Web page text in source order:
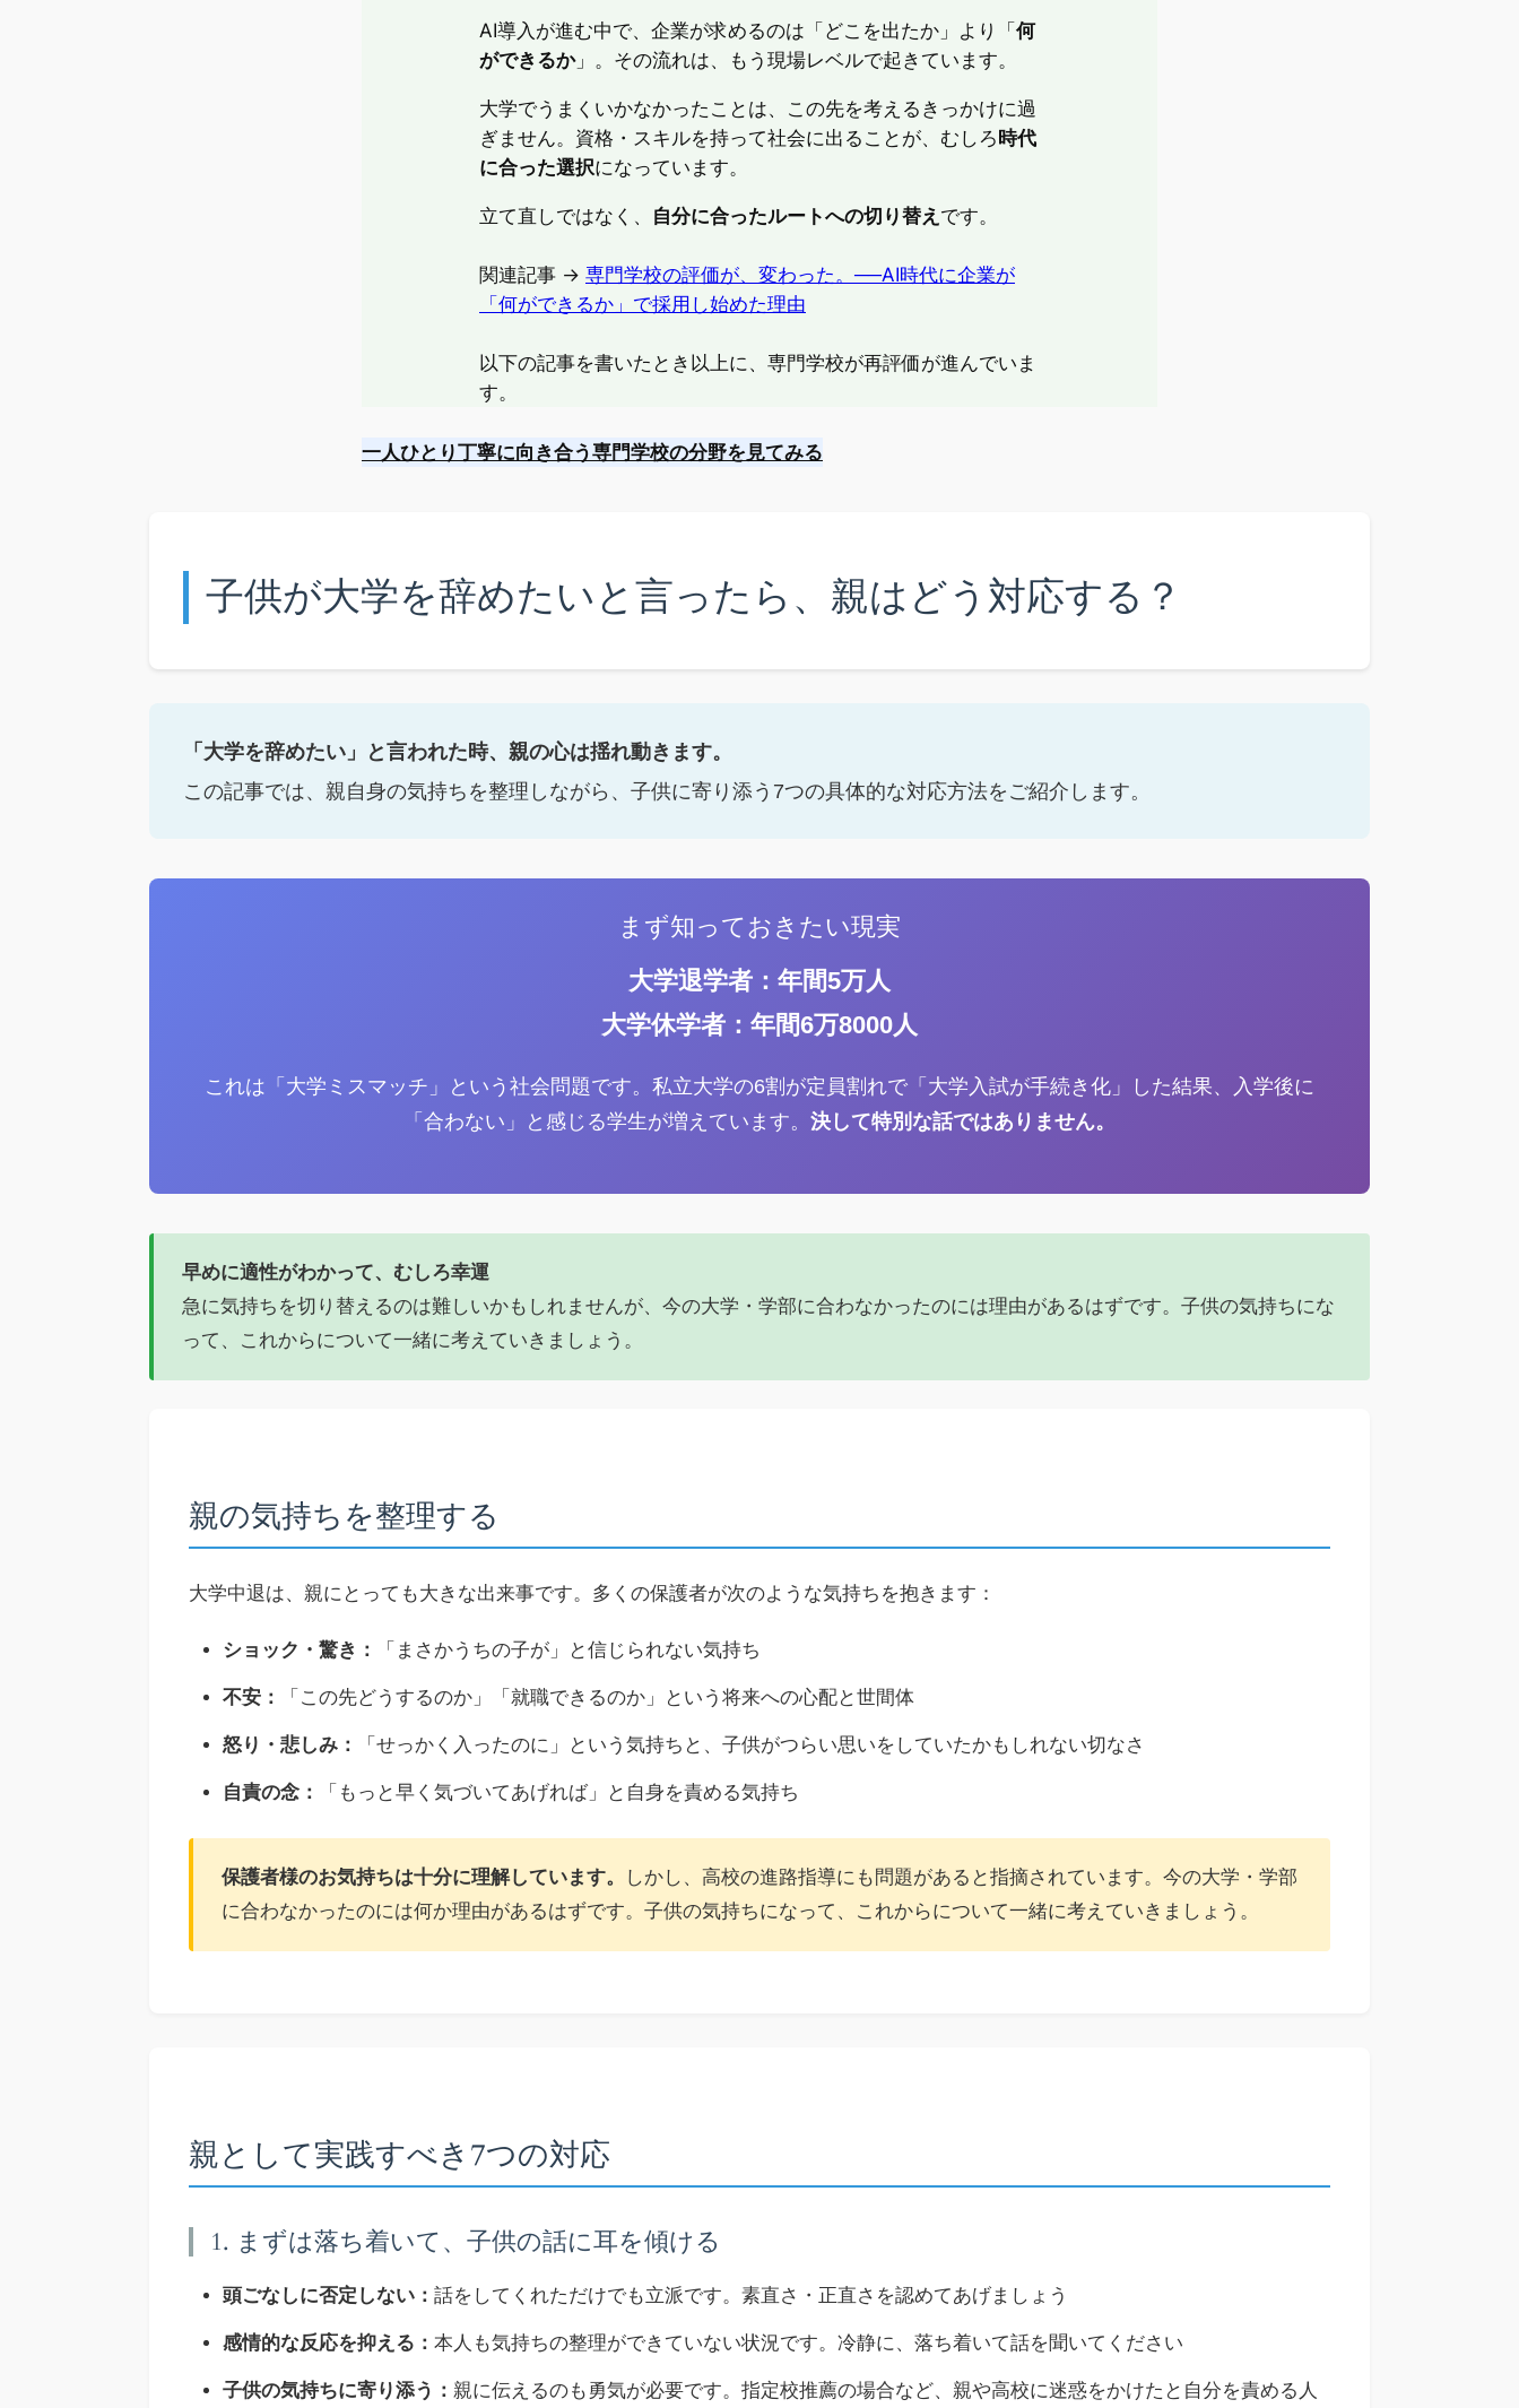
AI導入が進む中で、企業が求めるのは「どこを出たか」より「 何
ができるか」。その流れは、もう現場レベルで起きています。
大学でうまくいかなかったことは、この先を考えるきっかけに過
ぎません。資格・スキルを持って社会に出ることが、むしろ時代
に合った選択になっています。
立て直しではなく、 自分に合ったルートへの切り替え です。
関連記事 → 専門学校の評価が、変わった。──AI時代に企業が
「何ができるか」で採用し始めた理由
以下の記事を書いたとき以上に、専門学校が再評価が進んでいま
す。
一人ひとり丁寧に向き合う専門学校の分野を見てみる
子供が大学を辞めたいと言ったら、親はどう対応する？
「大学を辞めたい」と言われた時、親の心は揺れ動きます。
この記事では、親自身の気持ちを整理しながら、子供に寄り添う7つの具体的な対応方法をご紹介します。
まず知っておきたい現実
大学退学者：年間5万人
大学休学者：年間6万8000人
これは「大学ミスマッチ」という社会問題です。私立大学の6割が定員割れで「大学入試が手続き化」した結果、入学後に
「合わない」と感じる学生が増えています。 決して特別な話ではありません。
早めに適性がわかって、むしろ幸運
急に気持ちを切り替えるのは難しいかもしれませんが、今の大学・学部に合わなかったのには理由があるはずです。子供の気持ちにな
って、これからについて一緒に考えていきましょう。
親の気持ちを整理する
大学中退は、親にとっても大きな出来事です。多くの保護者が次のような気持ちを抱きます：
ショック・驚き： 「まさかうちの子が」と信じられない気持ち
不安： 「この先どうするのか」「就職できるのか」という将来への心配と世間体
怒り・悲しみ： 「せっかく入ったのに」という気持ちと、子供がつらい思いをしていたかもしれない切なさ
自責の念： 「もっと早く気づいてあげれば」と自身を責める気持ち
保護者様のお気持ちは十分に理解しています。
しかし、高校の進路指導にも問題があると指摘されています。今の大学・学部
に合わなかったのには何か理由があるはずです。子供の気持ちになって、これからについて一緒に考えていきましょう。
親として実践すべき7つの対応
1. まずは落ち着いて、子供の話に耳を傾ける
頭ごなしに否定しない： 話をしてくれただけでも立派です。素直さ・正直さを認めてあげましょう
感情的な反応を抑える： 本人も気持ちの整理ができていない状況です。冷静に、落ち着いて話を聞いてください
子供の気持ちに寄り添う： 親に伝えるのも勇気が必要です。指定校推薦の場合など、親や高校に迷惑をかけたと自分を責める人